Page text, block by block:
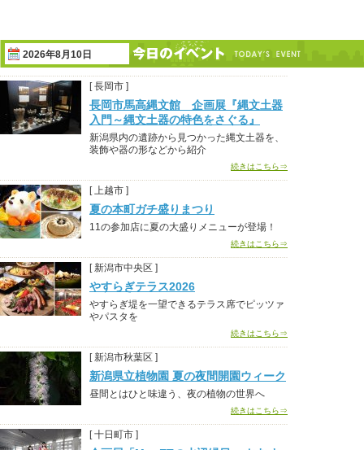
2026年8月10日
[ 長岡市 ]
長岡市馬高縄文館 企画展『縄文土器
入門～縄文土器の特色をさぐる』
新潟県内の遺跡から見つかった縄文土器を、
装飾や器の形などから紹介
続きはこちら⇒
[ 上越市 ]
夏の本町ガチ盛りまつり
11の参加店に夏の大盛りメニューが登場！
続きはこちら⇒
[ 新潟市中央区 ]
やすらぎテラス2026
やすらぎ堤を一望できるテラス席でピッツァ
やパスタを
続きはこちら⇒
[ 新潟市秋葉区 ]
新潟県立植物園 夏の夜間開園ウィーク
昼間とはひと味違う、夜の植物の世界へ
続きはこちら⇒
[ 十日町市 ]